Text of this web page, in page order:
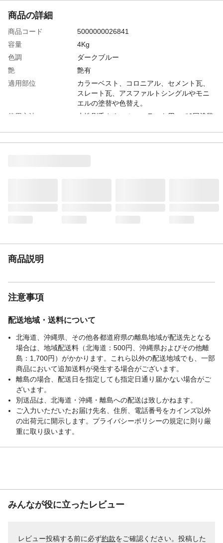
商品の詳細
商品コード
5000000026841
容量
4Kg
色調
ダークブルー
艶
艶有
適用部位
カラーベスト、コロニアル、セメント瓦、
スレート瓦、アスファルトシングルやモニ
エルの塗替や色替え。
使用方法
水性刷毛やウールローラーを用いて2回塗装
漏水の原因になりますので、上塗の前に縁
は、錆が発生していなければ、軽くサンデ
商品説明
注意事項
配送地域・送料について
北海道、沖縄県、その他各都道府県の離島地域が配送先となる
場合は、地域配送料（北海道：500円、沖縄県およびその他離
島：1,700円）がかかります。これら以外の配送地域でも、一部
商品において追加送料が発生する場合がございます。
離島の場合、配送日を指定しても指定日通り届かない場合がご
ざいます。
別送品は、北海道・沖縄・離島への配送は致しかねます。
ご入力いただいたお届け先名、住所、電話番号をカインズ以外
の出荷元に開示します。プライバシーポリシーの規定に則り厳
重に取り扱います。
みんなが役に立ったレビュー
レビュー投稿する前に必ず約款をご確認ください。投稿した